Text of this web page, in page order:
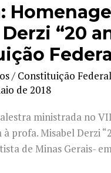
“20
/ Constituição Federal
de 2018
ministrada no
profa. Misabel Derzi
de Minas Gerais-